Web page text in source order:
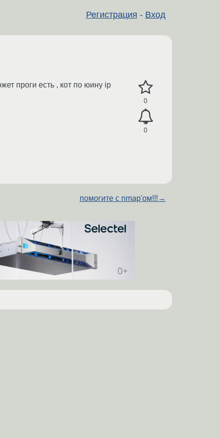
Регистрация - Вход
0
0
проги есть , кот по юину ip
помогите с nmap'ом!!! →